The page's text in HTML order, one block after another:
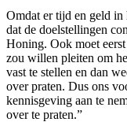
Omdat er tijd en geld
dat de doelstellingen
Honing. Ook moet
zou willen pleiten om
vast te stellen en dan
over praten. Dus ons
kennisgeving aan te
over te praten.”